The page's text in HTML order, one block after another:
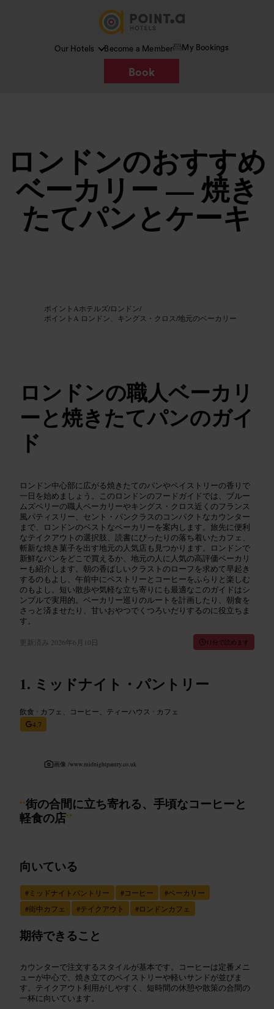
Our Hotels Become a Member My Bookings
Book
ロンドンのおすすめ
ベーカリー — 焼き
たてパンとケーキ
ポイントAホテルズ/ロンドン/
ポイントA ロンドン、キングス・クロス/地元のベーカリー
ロンドンの職人ベーカリ
ーと焼きたてパンのガイ
ド
ロンドン中心部に広がる焼きたてのパンやペイストリーの香りで
一日を始めましょう。このロンドンのフードガイドでは、ブルー
ムズベリーの職人ベーカリーやキングス・クロス近くのフランス
風パティスリー、セント・パンクラスのコンパクトなカウンター
まで、ロンドンのベストなベーカリーを案内します。旅先に便利
なテイクアウトの選択肢、読書にぴったりの落ち着いたカフェ、
斬新な焼き菓子を出す地元の人気店も見つかります。ロンドンで
新鮮なパンをどこで買えるか、地元の人に人気の高評価ベーカリ
ーも紹介します。朝の香ばしいクラストのローフを求めて早起き
するのもよし、午前中にペストリーとコーヒーをふらりと楽しむ
のもよし。短い散歩や気軽な立ち寄りにも最適なこのガイドはシ
ンプルで実用的。ベーカリー巡りのルートを計画したり、朝食を
さっと済ませたり、甘いおやつでくつろいだりするのに役立ちま
す。
更新済み 2026年6月10日 11分で読めます
ミッドナイト・パントリー
飲食 • カフェ、コーヒー、ティーハウス • カフェ
4.7
画像 /www.midnightpantry.co.uk
“街の合間に立ち寄れる、手頃なコーヒーと
軽食の店”
向いている
#ミッドナイトパントリー #コーヒー #ベーカリー
#街中カフェ #テイクアウト #ロンドンカフェ
期待できること
カウンターで注文するスタイルが基本です。コーヒーは定番メニ
ューが中心で、焼き立てのペイストリーや軽いサンドが並びま
す。テイクアウト利用がしやすく、短時間の休憩や散策の合間の
一杯に向いています。